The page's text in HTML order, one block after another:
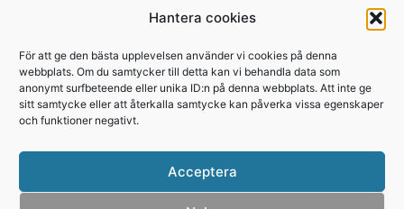
Hantera cookies
För att ge den bästa upplevelsen använder vi cookies på denna
webbplats. Om du samtycker till detta kan vi behandla data som
anonymt surfbeteende eller unika ID:n på denna webbplats. Att inte ge
sitt samtycke eller att återkalla samtycke kan påverka vissa egenskaper
och funktioner negativt.
Acceptera
gruppen kan du som är medlem kommunicera med andra Freijor,
ställa frågor, tipsa varandra etc… Här hittar du också bilder och
filer från Freijaträffar. Om du är Freija och finns på Facebook –
begär att få bli medlem.
Copyright © 2026, Freija - Roslagens